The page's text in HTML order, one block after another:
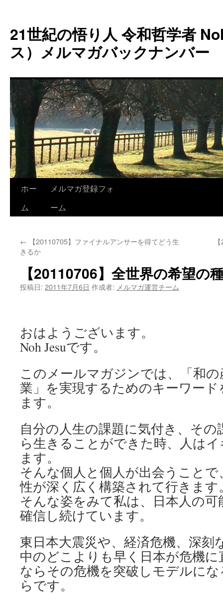
テ
ン
ツ
へ
キ
ッ
プ
21世紀の悟り人 令和哲学者
ス）メルマガバックナンバー
ホー
ム
メルマガ登録フォ
ーム
← 【20110705】ファイナルアンサーを得てどう生
きるか
【20110706】全世界の希望の
投稿日: 2011年7月6日 作成者: メルマガ運営チーム
おはようございます。
Noh Jesuです。
このメールマガジンでは、「和
業」を実現するためのキーワー
ます。
自分の人生の課題に気付き、そ
ら生きることができた時、人は
ます。
そんな個人と個人が出会うこと
性が深く広く構築されて行きます
そんな姿をみて私は、日本人の
確信し続けています。
東日本大震災や、経済危機、深刻
中のどこよりも早く日本が危機
ならその危機を突破しモデルに
らです。